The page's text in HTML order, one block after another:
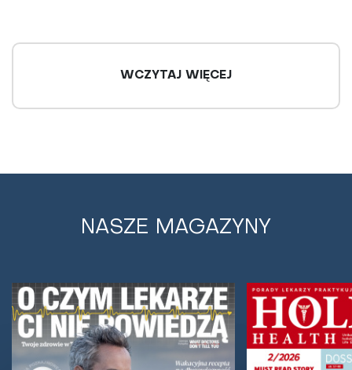
leków przeciwbólowych. Jest szansa dla
cierpiących na migreny
Przewlekłe stosowanie leków przeciwbólowych na
własną rękę może doprowadzić do uzależnienia i
WCZYTAJ WIĘCEJ
NASZE MAGAZYNY